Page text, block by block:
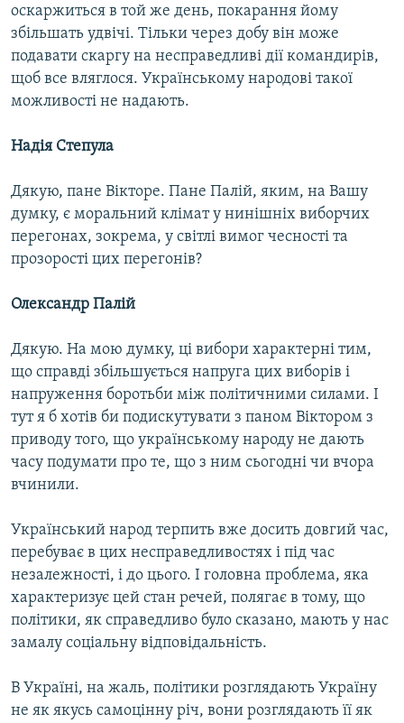
оскаржиться в той же день, покарання йому
збільшать удвічі. Тільки через добу він може
подавати скаргу на несправедливі дії командирів,
щоб все вляглося. Українському народові такої
можливості не надають.
Надія Степула
Дякую, пане Вікторе. Пане Палій, яким, на Вашу
думку, є моральний клімат у нинішніх виборчих
перегонах, зокрема, у світлі вимог чесності та
прозорості цих перегонів?
Олександр Палій
Дякую. На мою думку, ці вибори характерні тим,
що справді збільшується напруга цих виборів і
напруження боротьби між політичними силами. І
тут я б хотів би подискутувати з паном Віктором з
приводу того, що українському народу не дають
часу подумати про те, що з ним сьогодні чи вчора
вчинили.
Український народ терпить вже досить довгий час,
перебуває в цих несправедливостях і під час
незалежності, і до цього. І головна проблема, яка
характеризує цей стан речей, полягає в тому, що
політики, як справедливо було сказано, мають у нас
замалу соціальну відповідальність.
В Україні, на жаль, політики розглядають Україну
не як якусь самоцінну річ, вони розглядають її як